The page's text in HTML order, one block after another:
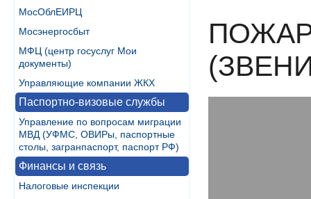
МосОблЕИРЦ
Мосэнергосбыт
МФЦ (центр госуслуг Мои
документы)
Управляющие компании ЖКХ
Паспортно-визовые службы
Управление по вопросам миграции
МВД (УФМС, ОВИРы, паспортные
столы, загранпаспорт, паспорт РФ)
Финансы и связь
Налоговые инспекции